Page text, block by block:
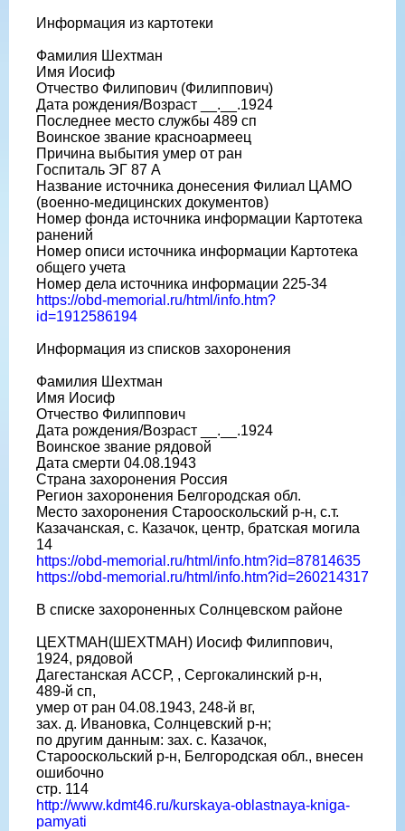
Информация из картотеки
Фамилия Шехтман
Имя Иосиф
Отчество Филипович (Филиппович)
Дата рождения/Возраст __.__.1924
Последнее место службы 489 сп
Воинское звание красноармеец
Причина выбытия умер от ран
Госпиталь ЭГ 87 А
Название источника донесения Филиал ЦАМО
(военно-медицинских документов)
Номер фонда источника информации Картотека
ранений
Номер описи источника информации Картотека
общего учета
Номер дела источника информации 225-34
https://obd-memorial.ru/html/info.htm?
id=1912586194
Информация из списков захоронения
Фамилия Шехтман
Имя Иосиф
Отчество Филиппович
Дата рождения/Возраст __.__.1924
Воинское звание рядовой
Дата смерти 04.08.1943
Страна захоронения Россия
Регион захоронения Белгородская обл.
Место захоронения Старооскольский р-н, с.т.
Казачанская, с. Казачок, центр, братская могила
14
https://obd-memorial.ru/html/info.htm?id=87814635
https://obd-memorial.ru/html/info.htm?id=260214317
В списке захороненных Солнцевском районе
ЦЕХТМАН(ШЕХТМАН) Иосиф Филиппович,
1924, рядовой
Дагестанская АССР, , Сергокалинский р-н,
489-й сп,
умер от ран 04.08.1943, 248-й вг,
зах. д. Ивановка, Солнцевский р-н;
по другим данным: зах. с. Казачок,
Старооскольский р-н, Белгородская обл., внесен
ошибочно
стр. 114
http://www.kdmt46.ru/kurskaya-oblastnaya-kniga-
pamyati